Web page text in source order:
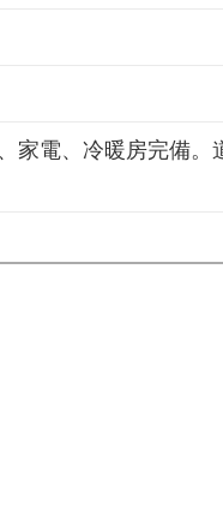
家電、冷暖房完備。